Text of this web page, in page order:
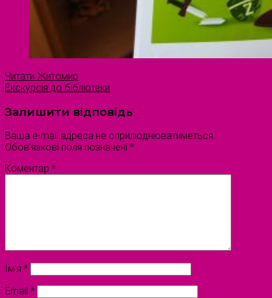
Читати Житомир
Екскурсія до бібліотеки
Залишити відповідь
Ваша e-mail адреса не оприлюднюватиметься.
Обов’язкові поля позначені *
Коментар *
Ім'я *
Email *